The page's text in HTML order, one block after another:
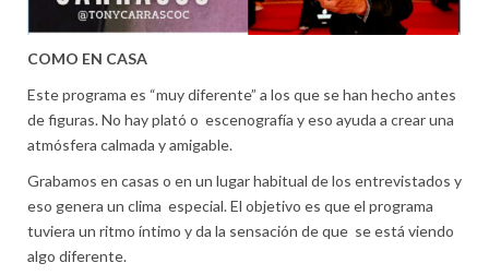
COMO EN CASA
Este programa es “muy diferente” a los que se han hecho antes
de figuras. No hay plató o escenografía y eso ayuda a crear una
atmósfera calmada y amigable.
Grabamos en casas o en un lugar habitual de los entrevistados y
eso genera un clima especial. El objetivo es que el programa
tuviera un ritmo íntimo y da la sensación de que se está viendo
algo diferente.